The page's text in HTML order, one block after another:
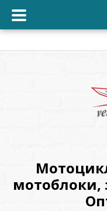
Оптові
ціни.
мотоблоки,